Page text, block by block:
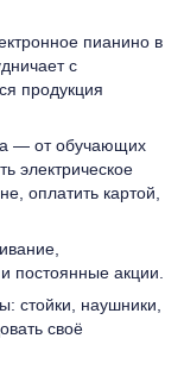
пианино в
с
продукция
— от обучающих
электрическое
оплатить картой,
постоянные акции.
стойки, наушники,
своё